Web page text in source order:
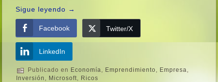
Sigue leyendo →
Facebook Twitter/X
LinkedIn
Publicado en Economí­a, Emprendimiento, Empresa,
Inversión , Microsoft, Ricos